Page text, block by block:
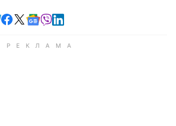
Читайте у Telegram
Читайте у Facebook
Читайте у X
Читайте у Google news
Читайте у Viber
Читайте у LinkedIn